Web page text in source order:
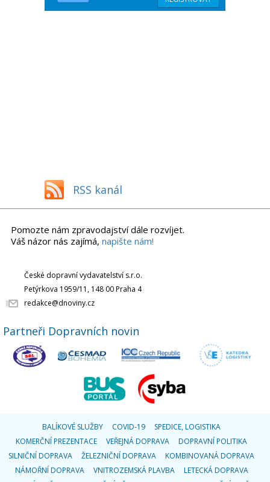
RSS kanál
Pomozte nám zpravodajství dále rozvíjet.
Váš názor nás zajímá, napište nám!
České dopravní vydavatelství s.r.o.
Petýrkova 1959/11, 148 00 Praha 4
redakce@dnoviny.cz
Partneři Dopravních novin
BALÍKOVÉ SLUŽBY COVID-19
SPEDICE, LOGISTIKA
KOMERČNÍ PREZENTACE
VEŘEJNÁ DOPRAVA
DOPRAVNÍ POLITIKA
SILNIČNÍ DOPRAVA
ŽELEZNIČNÍ DOPRAVA
KOMBINOVANÁ DOPRAVA
NÁMOŘNÍ DOPRAVA
VNITROZEMSKÁ PLAVBA
LETECKÁ DOPRAVA